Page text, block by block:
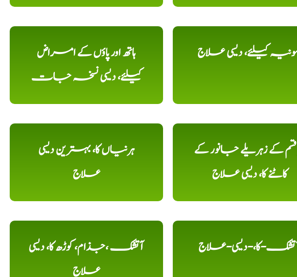
ہاتھ اور پاؤں کے امراض
کیلئے، دیسی نسخہ جات
کیلئے، دیسی علاج
ہرنیاں کا، بہترین دیسی
علاج
قسم کے زہریلے جانور کے
کاٹنے کا، دیسی علاج
آتشک ،جذام، کوڑھ کا، دیسی
علاج
کا،-دیسی-علاج